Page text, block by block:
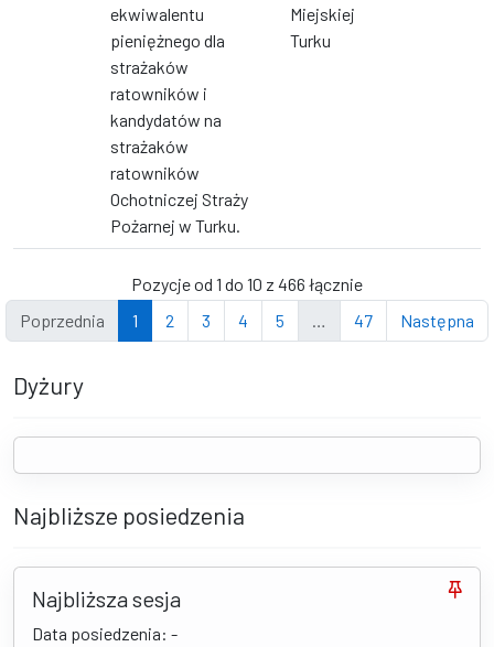
ekwiwalentu
pieniężnego dla
strażaków
ratowników i
kandydatów na
strażaków
ratowników
Ochotniczej Straży
Pożarnej w Turku.
Miejskiej
Turku
Pozycje od 1 do 10 z 466 łącznie
Poprzednia
1 2 3 4 5 47 Następna
Dyżury
Najbliższe posiedzenia
Najbliższa sesja
Data posiedzenia: -